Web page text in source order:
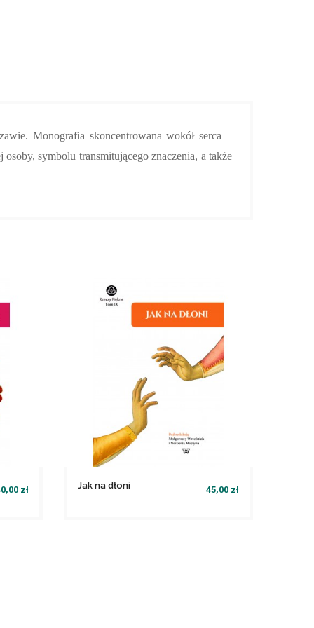
Monografia skoncentrowana wokół serca –
symbolu transmitującego znaczenia, a także
zł Jak na dłoni 45,00 zł